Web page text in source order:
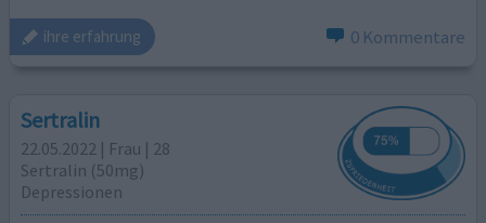
ihre erfahrung 0 Kommentare
Sertralin
22.05.2022 | Frau | 28
Sertralin (50mg)
Depressionen